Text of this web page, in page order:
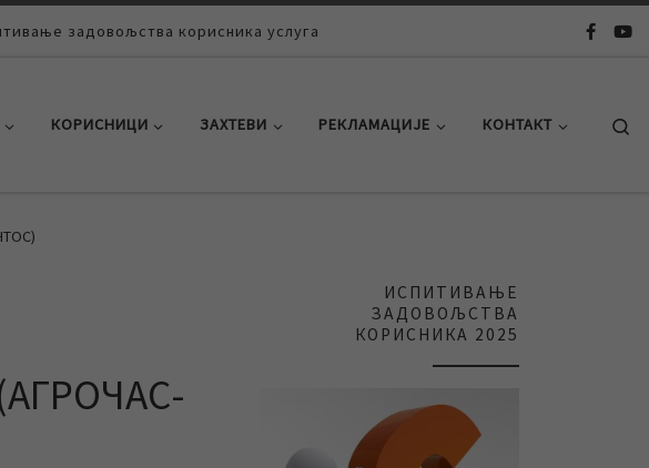
задовољства корисника услуга
КОРИСНИЦИ ЗАХТЕВИ РЕКЛАМАЦИЈЕ КОНТАКТ
ИСПИТИВАЊЕ
ЗАДОВОЉСТВА
КОРИСНИКА 2025